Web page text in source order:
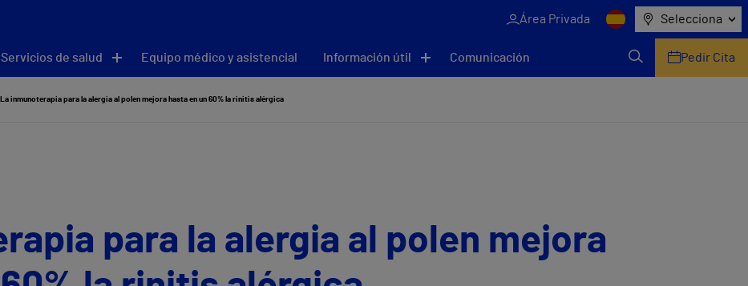
Área Privada Selecciona
Servicios de salud Equipo médico y asistencial Información útil Comunicación Pedir Cita
La inmunoterapia para la alergia al polen mejora hasta en un 60% la rinitis alérgica
para la alergia al polen mejora